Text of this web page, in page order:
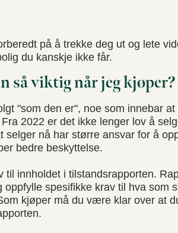
på å trekke deg ut og lete
du kanskje ikke får.
så viktig når jeg kjøper?
"som den er", noe som innebar
2022 er det ikke lenger lov å
selger nå har større ansvar for å
bedre beskyttelse.
til innholdet i tilstandsrapporten.
spesifikke krav til hva som
kjøper må du være klar over at